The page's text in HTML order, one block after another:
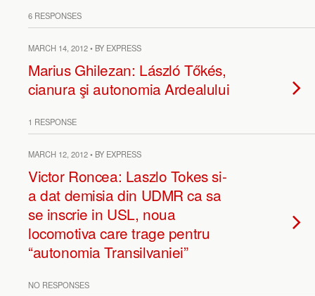
6 RESPONSES
MARCH 14, 2012 • BY EXPRESS
Marius Ghilezan: László Tőkés,
cianura şi autonomia Ardealului
1 RESPONSE
MARCH 12, 2012 • BY EXPRESS
Victor Roncea: Laszlo Tokes si-
a dat demisia din UDMR ca sa
se inscrie in USL, noua
locomotiva care trage pentru
“autonomia Transilvaniei”
NO RESPONSES